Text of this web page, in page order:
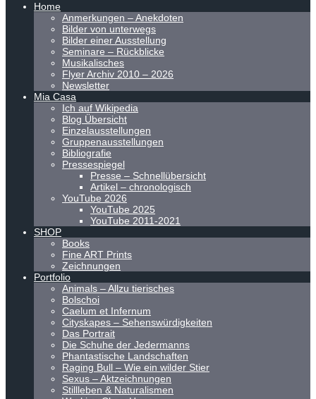
Home
Anmerkungen – Anekdoten
Bilder von unterwegs
Bilder einer Ausstellung
Seminare – Rückblicke
Musikalisches
Flyer Archiv 2010 – 2026
Newsletter
Mia Casa
Ich auf Wikipedia
Blog Übersicht
Einzelausstellungen
Gruppenausstellungen
Bibliografie
Pressespiegel
Presse – Schnellübersicht
Artikel – chronologisch
YouTube 2026
YouTube 2025
YouTube 2011-2021
SHOP
Books
Fine ART Prints
Zeichnungen
Portfolio
Animals – Allzu tierisches
Bolschoi
Caelum et Infernum
Cityskapes – Sehenswürdigkeiten
Das Portrait
Die Schuhe der Jedermanns
Phantastische Landschaften
Raging Bull – Wie ein wilder Stier
Sexus – Aktzeichnungen
Stillleben & Naturalismen